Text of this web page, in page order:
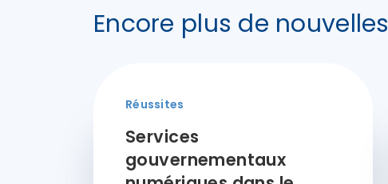
Encore plus de nouvelles
Réussites
Services
gouvernementaux